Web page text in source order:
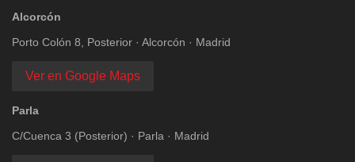
Alcorcón
Porto Colón 8, Posterior · Alcorcón · Madrid
Ver en Google Maps
Parla
C/Cuenca 3 (Posterior) · Parla · Madrid